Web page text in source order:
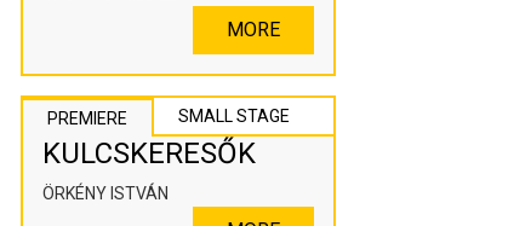
MORE
PREMIERE SMALL STAGE
KULCSKERESŐK
ÖRKÉNY ISTVÁN